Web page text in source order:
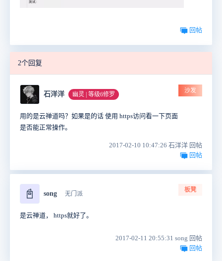
回帖
2个回复
石洋洋 幽灵 | 等级6修罗
沙发
用的是云禅道吗？如果是的话 使用 https访问看一下页面
是否能正常操作。
2017-02-10 10:47:26 石洋洋 回帖
回帖
📓 song 无门派
板凳
是云禅道， https就好了。
2017-02-11 20:55:31 song 回帖
回帖